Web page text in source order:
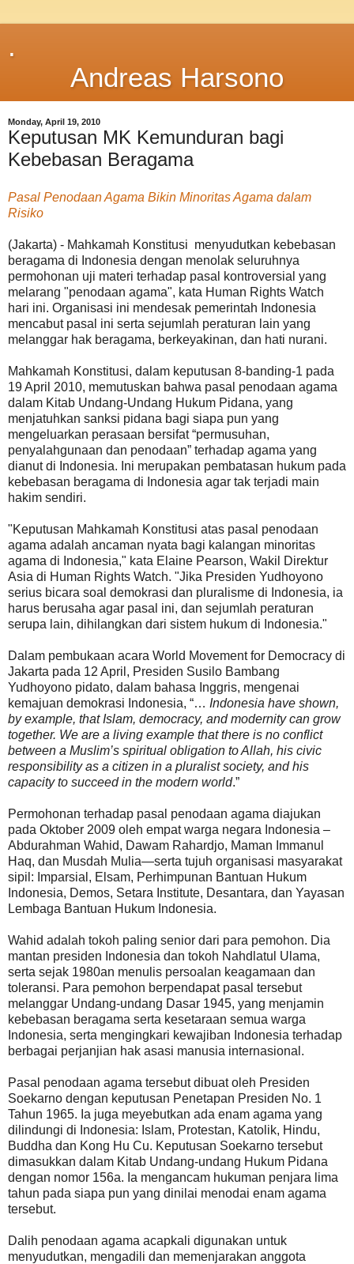
.
Andreas Harsono
Monday, April 19, 2010
Keputusan MK Kemunduran bagi
Kebebasan Beragama
Pasal Penodaan Agama Bikin Minoritas Agama dalam
Risiko
(Jakarta) - Mahkamah Konstitusi menyudutkan kebebasan
beragama di Indonesia dengan menolak seluruhnya
permohonan uji materi terhadap pasal kontroversial yang
melarang "penodaan agama", kata Human Rights Watch
hari ini. Organisasi ini mendesak pemerintah Indonesia
mencabut pasal ini serta sejumlah peraturan lain yang
melanggar hak beragama, berkeyakinan, dan hati nurani.
Mahkamah Konstitusi, dalam keputusan 8-banding-1 pada
19 April 2010, memutuskan bahwa pasal penodaan agama
dalam Kitab Undang-Undang Hukum Pidana, yang
menjatuhkan sanksi pidana bagi siapa pun yang
mengeluarkan perasaan bersifat “permusuhan,
penyalahgunaan dan penodaan” terhadap agama yang
dianut di Indonesia. Ini merupakan pembatasan hukum pada
kebebasan beragama di Indonesia agar tak terjadi main
hakim sendiri.
"Keputusan Mahkamah Konstitusi atas pasal penodaan
agama adalah ancaman nyata bagi kalangan minoritas
agama di Indonesia," kata Elaine Pearson, Wakil Direktur
Asia di Human Rights Watch. "Jika Presiden Yudhoyono
serius bicara soal demokrasi dan pluralisme di Indonesia, ia
harus berusaha agar pasal ini, dan sejumlah peraturan
serupa lain, dihilangkan dari sistem hukum di Indonesia."
Dalam pembukaan acara World Movement for Democracy di
Jakarta pada 12 April, Presiden Susilo Bambang
Yudhoyono pidato, dalam bahasa Inggris, mengenai
kemajuan demokrasi Indonesia, “… Indonesia have shown,
by example, that Islam, democracy, and modernity can grow
together. We are a living example that there is no conflict
between a Muslim’s spiritual obligation to Allah, his civic
responsibility as a citizen in a pluralist society, and his
capacity to succeed in the modern world.”
Permohonan terhadap pasal penodaan agama diajukan
pada Oktober 2009 oleh empat warga negara Indonesia –
Abdurahman Wahid, Dawam Rahardjo, Maman Immanul
Haq, dan Musdah Mulia—serta tujuh organisasi masyarakat
sipil: Imparsial, Elsam, Perhimpunan Bantuan Hukum
Indonesia, Demos, Setara Institute, Desantara, dan Yayasan
Lembaga Bantuan Hukum Indonesia.
Wahid adalah tokoh paling senior dari para pemohon. Dia
mantan presiden Indonesia dan tokoh Nahdlatul Ulama,
serta sejak 1980an menulis persoalan keagamaan dan
toleransi. Para pemohon berpendapat pasal tersebut
melanggar Undang-undang Dasar 1945, yang menjamin
kebebasan beragama serta kesetaraan semua warga
Indonesia, serta mengingkari kewajiban Indonesia terhadap
berbagai perjanjian hak asasi manusia internasional.
Pasal penodaan agama tersebut dibuat oleh Presiden
Soekarno dengan keputusan Penetapan Presiden No. 1
Tahun 1965. Ia juga meyebutkan ada enam agama yang
dilindungi di Indonesia: Islam, Protestan, Katolik, Hindu,
Buddha dan Kong Hu Cu. Keputusan Soekarno tersebut
dimasukkan dalam Kitab Undang-undang Hukum Pidana
dengan nomor 156a. Ia mengancam hukuman penjara lima
tahun pada siapa pun yang dinilai menodai enam agama
tersebut.
Dalih penodaan agama acapkali digunakan untuk
menyudutkan, mengadili dan memenjarakan anggota